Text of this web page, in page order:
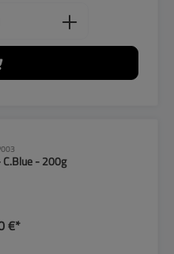
Gib den
- 200g
€*